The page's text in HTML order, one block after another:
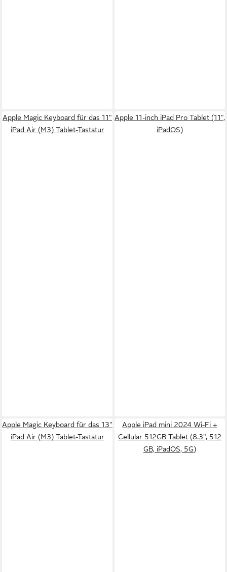
Apple Magic Keyboard für das 11"
iPad Air (M3) Tablet-Tastatur
Apple 11-inch iPad Pro Tablet (11",
iPadOS)
Apple Magic Keyboard für das 13"
iPad Air (M3) Tablet-Tastatur
Apple iPad mini 2024 Wi-Fi +
Cellular 512GB Tablet (8.3", 512
GB, iPadOS, 5G)